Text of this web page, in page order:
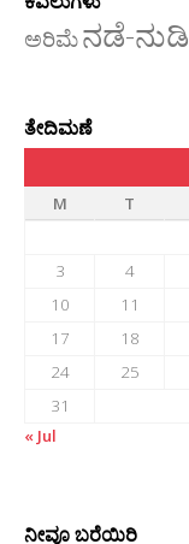
ಅರಿಮೆನಡೆ-ನುಡಿ
ತೇದಿಮಣೆ
M
T
3
4
10
11
17
18
24
25
31
« Jul
ನೀವೂ ಬರೆಯಿರಿ